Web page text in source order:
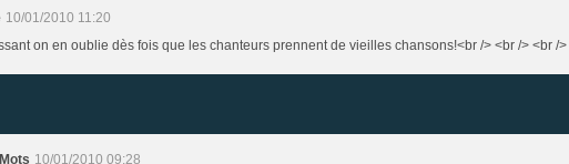
10/01/2010 11:20
on en oublie dès fois que les chanteurs prennent de vieilles chansons!<br /> <br /> <br />
10/01/2010 09:28